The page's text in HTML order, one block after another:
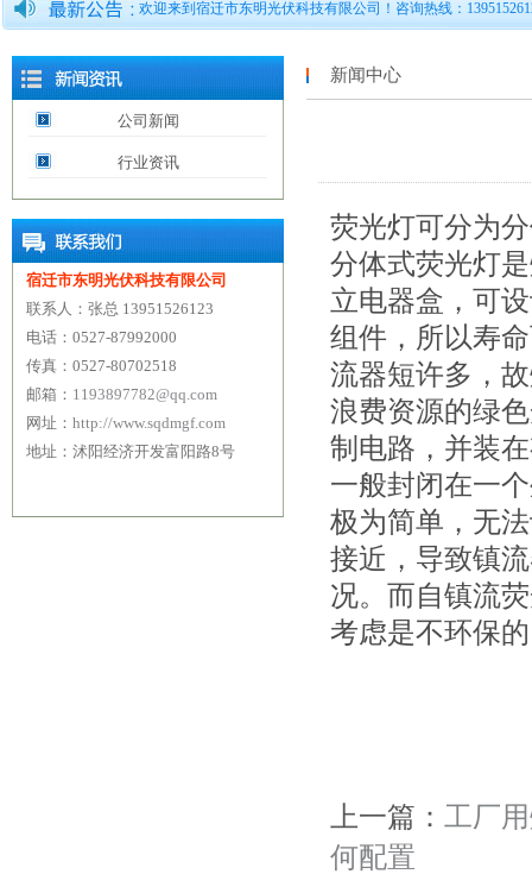
欢迎来到宿迁市东明光伏科技有限公司！咨询热线：
公司新闻
行业资讯
宿迁市东明光伏科技有限公司
联系人：张总 13951526123
电话：0527-87992000
传真：0527-80702518
邮箱： 1193897782@qq.com
网址： http://www.sqdmgf.com
地址：沭阳经济开发富阳路8号
新闻中心
荧光灯可分为
分体式荧光灯
立电器盒，可
组件，所以寿
流器短许多，
浪费资源的绿
制电路，并装
一般封闭在一
极为简单，无
接近，导致镇
况。而自镇流
考虑是不环保
上一篇： 工厂
何配置